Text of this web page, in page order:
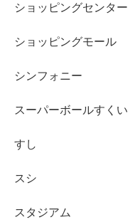
ショッピングセンター
ショッピングモール
シンフォニー
スーパーボールすくい
すし
スシ
スタジアム